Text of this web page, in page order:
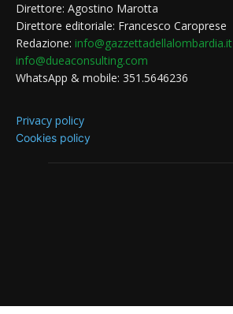
Direttore: Agostino Marotta
Direttore editoriale: Francesco Caroprese
Redazione: info@gazzettadellalombardia.it
info@dueaconsulting.com
WhatsApp & mobile: 351.5646236
Privacy policy
Cookies policy